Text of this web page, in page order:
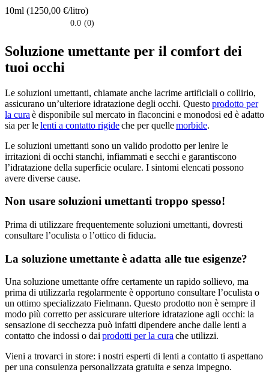
10ml (1250,00 €/litro)
0.0 (0)
5
stelle.
Soluzione umettante per il comfort dei
tuoi occhi
Le soluzioni umettanti, chiamate anche lacrime artificiali o collirio,
assicurano un’ulteriore idratazione degli occhi. Questoprodotto per
la cura è disponibile sul mercato in flaconcini e monodosi ed è adatto
sia per lelenti a contatto rigideche per quellemorbide.
Le soluzioni umettanti sono un valido prodotto per lenire le
irritazioni di occhi stanchi, infiammati e secchi e garantiscono
l’idratazione della superficie oculare. I sintomi elencati possono
avere diverse cause.
Non usare soluzioni umettanti troppo spesso!
Prima di utilizzare frequentemente soluzioni umettanti, dovresti
consultare l’oculista o l’ottico di fiducia.
La soluzione umettante è adatta alle tue esigenze?
Una soluzione umettante offre certamente un rapido sollievo, ma
prima di utilizzarla regolarmente è opportuno consultare l’oculista o
un ottimo specializzato Fielmann. Questo prodotto non è sempre il
modo più corretto per assicurare ulteriore idratazione agli occhi: la
sensazione di secchezza può infatti dipendere anche dalle lenti a
contatto che indossi o dai prodotti per la cura che utilizzi.
Vieni a trovarci in store: i nostri esperti di lenti a contatto ti aspettano
per una consulenza personalizzata gratuita e senza impegno.